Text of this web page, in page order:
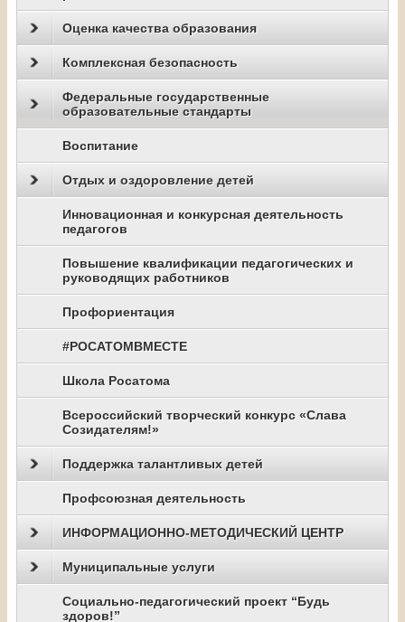
Оценка качества образования
Комплексная безопасность
Федеральные государственные
образовательные стандарты
Воспитание
Отдых и оздоровление детей
Инновационная и конкурсная деятельность
педагогов
Повышение квалификации педагогических и
руководящих работников
Профориентация
#РОСАТОМВМЕСТЕ
Школа Росатома
Всероссийский творческий конкурс «Слава
Созидателям!»
Поддержка талантливых детей
Профсоюзная деятельность
ИНФОРМАЦИОННО-МЕТОДИЧЕСКИЙ ЦЕНТР
Муниципальные услуги
Социально-педагогический проект “Будь
здоров!”